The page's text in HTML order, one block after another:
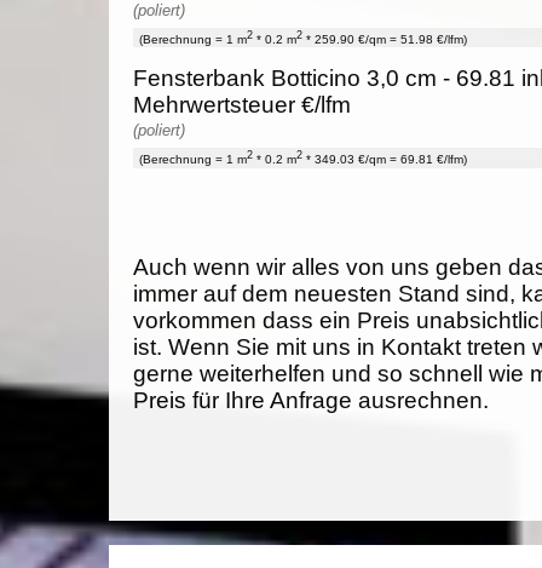
(poliert)
(Berechnung = 1 m2 * 0.2 m2 * 259.90 €/qm = 51.98 €/lfm)
Fensterbank Botticino 3,0 cm - 69.81
Mehrwertsteuer €/lfm
(poliert)
(Berechnung = 1 m2 * 0.2 m2 * 349.03 €/qm = 69.81 €/lfm)
Auch wenn wir alles von uns geben
immer auf dem neuesten Stand sind,
vorkommen dass ein Preis
ist. Wenn Sie mit uns in Kontakt treten
gerne weiterhelfen und so schnell wie
Preis für Ihre Anfrage ausrechnen.